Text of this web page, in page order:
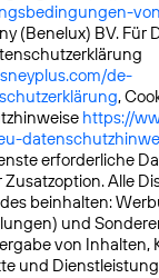
(Benelux) BV. Für
de-
,
https://
erforderliche
Alle
beinhalten:
und
von Inhalten,
und